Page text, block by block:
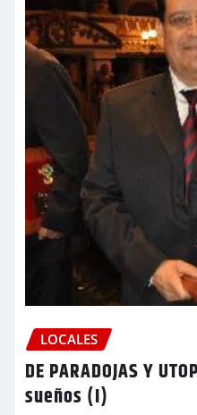
LOCALES
DE PARADOJAS Y
sueños (I)